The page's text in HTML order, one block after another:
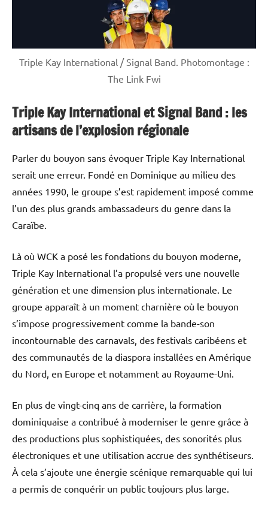
Triple Kay International / Signal Band. Photomontage :
The Link Fwi
Triple Kay International et Signal Band : les
artisans de l’explosion régionale
Parler du bouyon sans évoquer Triple Kay International
serait une erreur. Fondé en Dominique au milieu des
années 1990, le groupe s’est rapidement imposé comme
l’un des plus grands ambassadeurs du genre dans la
Caraïbe.
Là où WCK a posé les fondations du bouyon moderne,
Triple Kay International l’a propulsé vers une nouvelle
génération et une dimension plus internationale. Le
groupe apparaît à un moment charnière où le bouyon
s’impose progressivement comme la bande-son
incontournable des carnavals, des festivals caribéens et
des communautés de la diaspora installées en Amérique
du Nord, en Europe et notamment au Royaume-Uni.
En plus de vingt-cinq ans de carrière, la formation
dominiquaise a contribué à moderniser le genre grâce à
des productions plus sophistiquées, des sonorités plus
électroniques et une utilisation accrue des synthétiseurs.
À cela s’ajoute une énergie scénique remarquable qui lui
a permis de conquérir un public toujours plus large.